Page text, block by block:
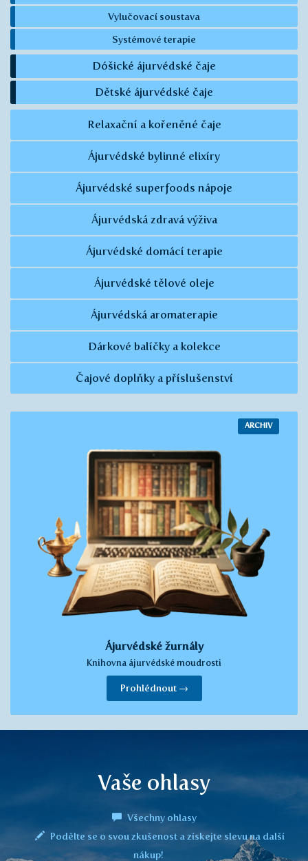
Vylučovací soustava
Systémové terapie
Dóšické ájurvédské čaje
Dětské ájurvédské čaje
Relaxační a kořeněné čaje
Ájurvédské bylinné elixíry
Ájurvédské superfoods nápoje
Ájurvédská zdravá výživa
Ájurvédské domácí terapie
Ájurvédské tělové oleje
Ájurvédská aromaterapie
Dárkové balíčky a kolekce
Čajové doplňky a příslušenství
ARCHIV
Ájurvédské žurnály
Knihovna ájurvédské moudrosti
Prohlédnout →
Vaše ohlasy
Všechny ohlasy
Podělte se o svou zkušenost a získejte slevu na další
nákup!